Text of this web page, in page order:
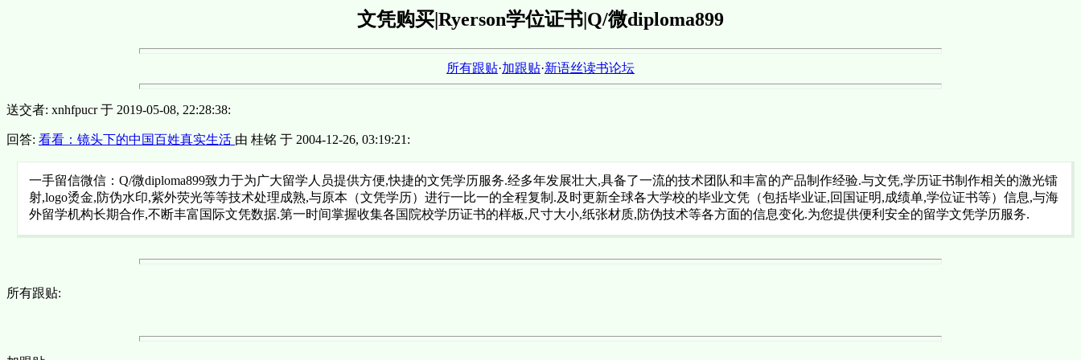
文凭购买|Ryerson学位证书|Q/微diploma899
所有跟贴·加跟贴·新语丝读书论坛
送交者: xnhfpucr 于 2019-05-08, 22:28:38:
回答: 看看：镜头下的中国百姓真实生活 由 桂铭 于 2004-12-26, 03:19:21:
一手留信微信：Q/微diploma899致力于为广大留学人员提供方便,快捷的文凭学历服务.经多年发展壮大,具备了一流的技术团队和丰富的产品制作经验.与文凭,学历证书制作相关的激光镭
射,logo烫金,防伪水印,紫外荧光等等技术处理成熟,与原本（文凭学历）进行一比一的全程复制.及时更新全球各大学校的毕业文凭（包括毕业证,回国证明,成绩单,学位证书等）信息,与海
外留学机构长期合作,不断丰富国际文凭数据.第一时间掌握收集各国院校学历证书的样板,尺寸大小,纸张材质,防伪技术等各方面的信息变化.为您提供便利安全的留学文凭学历服务.
所有跟贴: